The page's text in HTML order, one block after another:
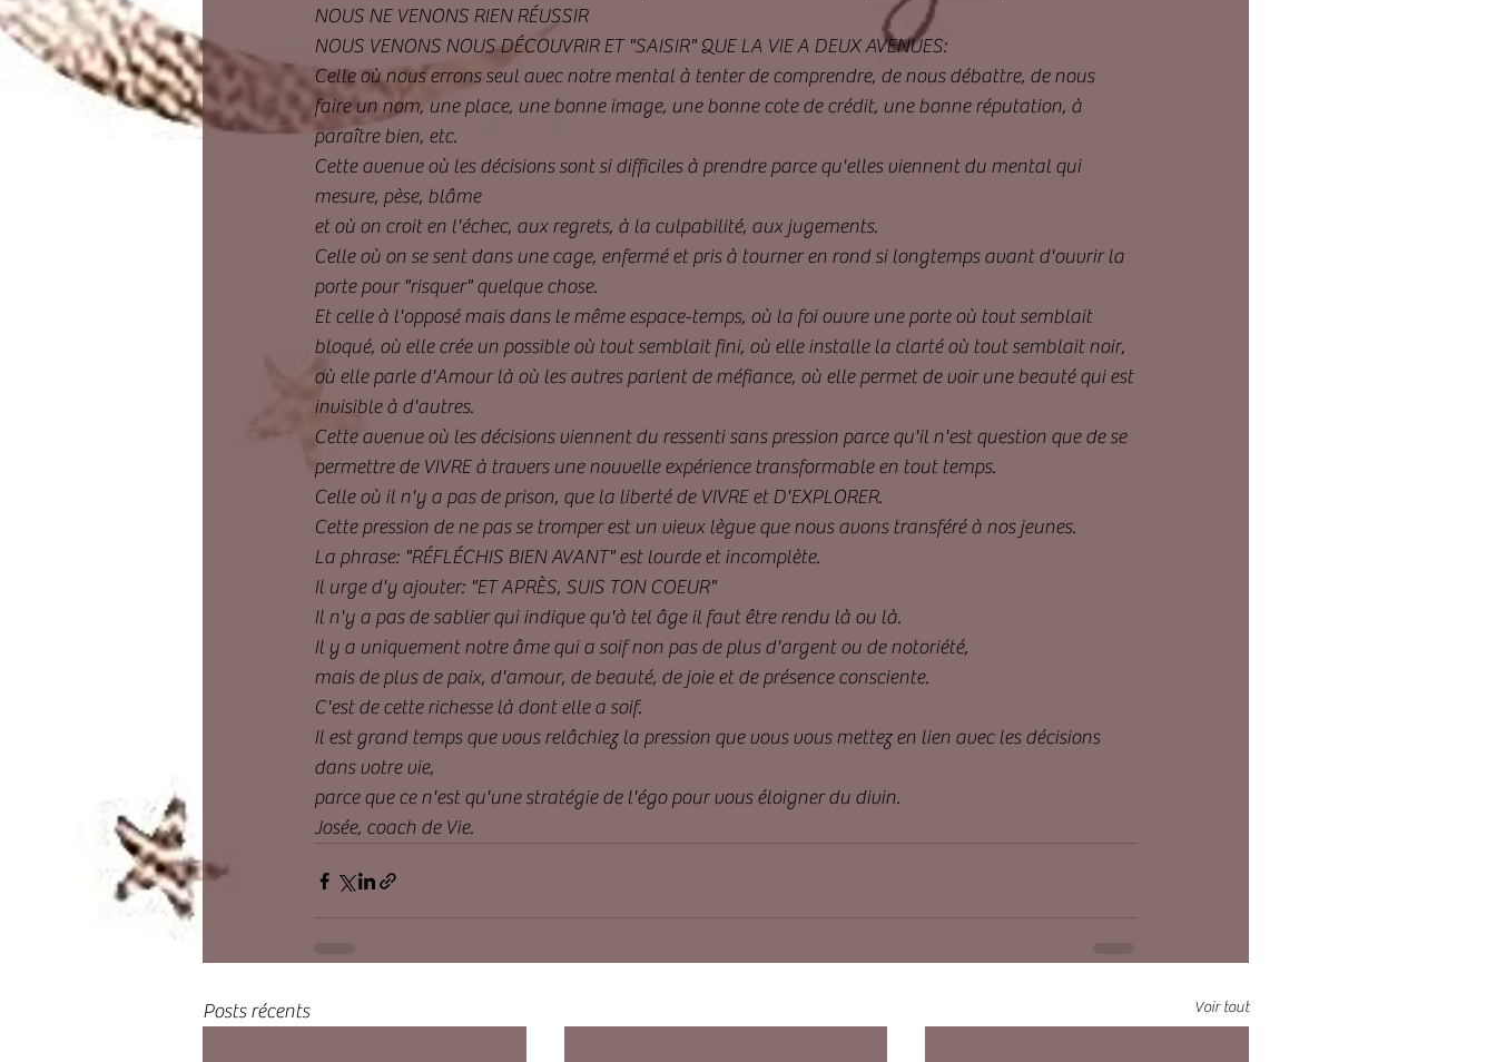
NOUS NE VENONS RIEN RÉUSSIR
NOUS VENONS NOUS DÉCOUVRIR ET "SAISIR" QUE LA VIE A DEUX AVENUES:
Celle où nous errons seul avec notre mental à tenter de comprendre, de nous débattre, de nous
faire un nom, une place, une bonne image, une bonne cote de crédit, une bonne réputation, à
paraître bien, etc.
Cette avenue où les décisions sont si difficiles à prendre parce qu'elles viennent du mental qui
mesure, pèse, blâme
et où on croit en l'échec, aux regrets, à la culpabilité, aux jugements.
Celle où on se sent dans une cage, enfermé et pris à tourner en rond si longtemps avant d'ouvrir la
porte pour "risquer" quelque chose.
Et celle à l'opposé mais dans le même espace-temps, où la foi ouvre une porte où tout semblait
bloqué, où elle crée un possible où tout semblait fini, où elle installe la clarté où tout semblait noir,
où elle parle d'Amour là où les autres parlent de méfiance, où elle permet de voir une beauté qui est
invisible à d'autres.
Cette avenue où les décisions viennent du ressenti sans pression parce qu'il n'est question que de se
permettre de VIVRE à travers une nouvelle expérience transformable en tout temps.
Celle où il n'y a pas de prison, que la liberté de VIVRE et D'EXPLORER.
Cette pression de ne pas se tromper est un vieux lègue que nous avons transféré à nos jeunes.
La phrase: "RÉFLÉCHIS BIEN AVANT" est lourde et incomplète.
Il urge d'y ajouter: "ET APRÈS, SUIS TON COEUR"
Il n'y a pas de sablier qui indique qu'à tel âge il faut être rendu là ou là.
Il y a uniquement notre âme qui a soif non pas de plus d'argent ou de notoriété,
mais de plus de paix, d'amour, de beauté, de joie et de présence consciente.
C'est de cette richesse là dont elle a soif.
Il est grand temps que vous relâchiez la pression que vous vous mettez en lien avec les décisions
dans votre vie,
parce que ce n'est qu'une stratégie de l'égo pour vous éloigner du divin.
Josée, coach de Vie.
Posts récents Voir tout